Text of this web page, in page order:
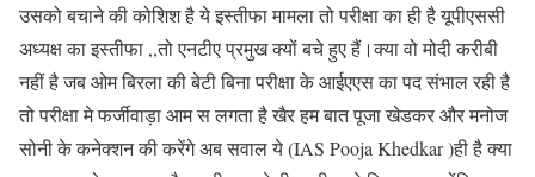
उसको बचाने की कोशिश है ये इस्तीफा मामला तो परीक्षा का ही है यूपीएससी
अध्यक्ष का इस्तीफा ,,तो एनटीए प्रमुख क्यों बचे हुए हैं।क्या वो मोदी करीबी
नहीं है जब ओम बिरला की बेटी बिना परीक्षा के आईएएस का पद संभाल रही है
तो परीक्षा मे फर्जीवाड़ा आम स लगता है खैर हम बात पूजा खेडकर और मनोज
सोनी के कनेक्शन की करेंगे अब सवाल ये (IAS Pooja Khedkar )ही है क्या